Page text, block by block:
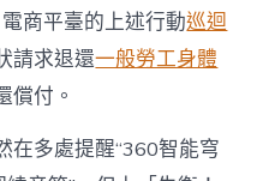
商平臺的上述行動巡迴
請求退還一般勞工身體
償付。
在多處提醒“360智能穹